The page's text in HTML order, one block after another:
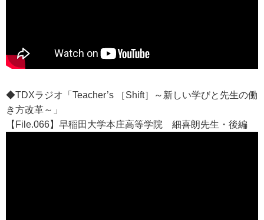
◆TDXラジオ「Teacher’s ［Shift］～新しい学びと先生の働
き方改革～」
【File.066】早稲田大学本庄高等学院 細喜朗先生・後編